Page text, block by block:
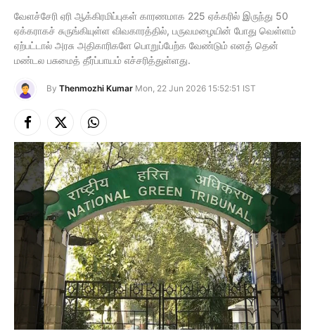
வேளச்சேரி ஏரி ஆக்கிரமிப்புகள் காரணமாக 225 ஏக்கரில் இருந்து 50
ஏக்கராகச் சுருங்கியுள்ள விவகாரத்தில், பருவமழையின் போது வெள்ளம்
ஏற்பட்டால் அரசு அதிகாரிகளே பொறுப்பேற்க வேண்டும் எனத் தென்
மண்டல பசுமைத் தீர்ப்பாயம் எச்சரித்துள்ளது.
By Thenmozhi Kumar Mon, 22 Jun 2026 15:52:51 IST
Facebook
X
(Twitter)
Instagram